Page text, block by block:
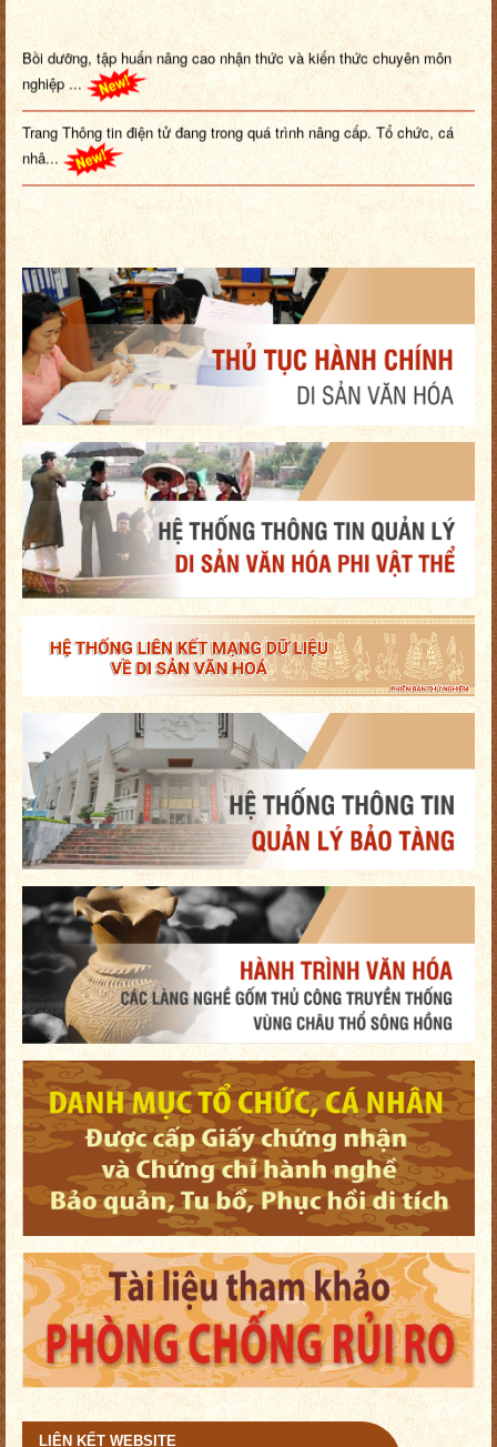
Bồi dưỡng, tập huấn nâng cao nhận thức và kiến thức chuyên môn
nghiệp ...
Trang Thông tin điện tử đang trong quá trình nâng cấp. Tổ chức, cá
nhâ...
LIÊN KẾT WEBSITE